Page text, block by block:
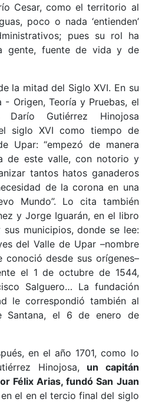
Cesar, como el territorio al
poco o nada ‘entienden’
pues su rol ha
gente, fuente de vida y de
la mitad del Siglo XVI. En su
- Origen, Teoría y Pruebas, el
Darío Gutiérrez Hinojosa
siglo XVI como tiempo de
Upar: “empezó de manera
de este valle, con notorio y
tantos hatos ganaderos
de la corona en una
Mundo”. Lo cita también
y Jorge Iguarán, en el libro
sus municipios, donde se lee:
del Valle de Upar –nombre
desde sus orígenes–
el 1 de octubre de 1544,
Salguero… La fundación
le correspondió también al
Santana, el 6 de enero de
en el año 1701, como lo
Hinojosa, un capitán
Félix Arias, fundó San Juan
el en el tercio final del siglo